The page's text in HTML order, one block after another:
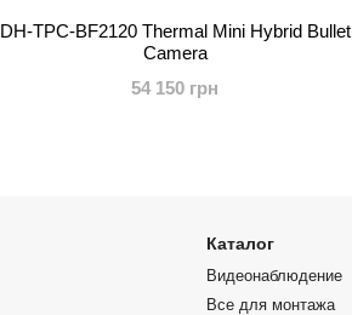
DH-TPC-BF2120 Thermal Mini Hybrid Bullet
Camera
54 150 грн
Каталог
Видеонаблюдение
Все для монтажа